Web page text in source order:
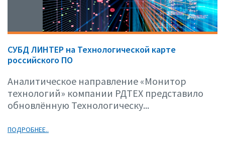
СУБД ЛИНТЕР на Технологической карте
российского ПО
Аналитическое направление «Монитор
технологий» компании РДТЕХ представило
обновлённую Технологическу...
ПОДРОБНЕЕ..